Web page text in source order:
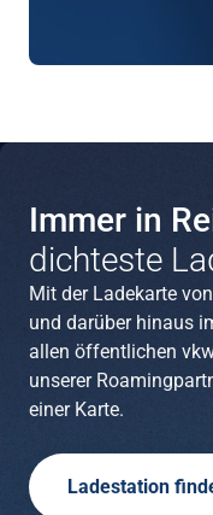
Immer in
dichteste
Mit der Ladekarte
und darüber hinaus
allen öffentlichen
unserer
einer Karte.
Ladestation